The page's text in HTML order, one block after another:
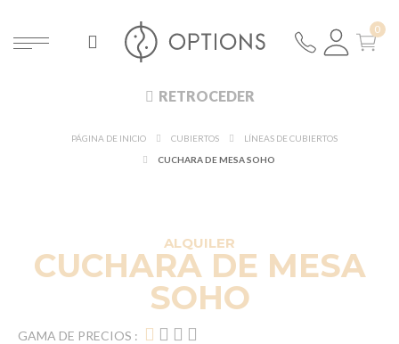
RETROCEDER
PÁGINA DE INICIO CUBIERTOS
LÍNEAS DE CUBIERTOS
CUCHARA DE MESA SOHO
ALQUILER
CUCHARA DE MESA
SOHO
GAMA DE PRECIOS :